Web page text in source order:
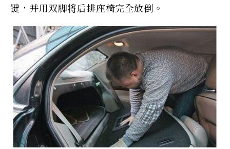
键，并用双脚将后排座椅完全放倒。